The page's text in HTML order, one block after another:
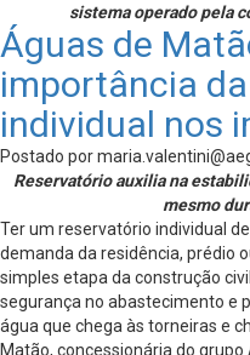
sistema operado pela
Águas de
importância da
individual nos
Postado por
Reservatório auxilia na
mesmo
Ter um reservatório individual
demanda da residência, prédio
simples etapa da construção
segurança no abastecimento e
água que chega às torneiras e
Matão, concessionária do grupo